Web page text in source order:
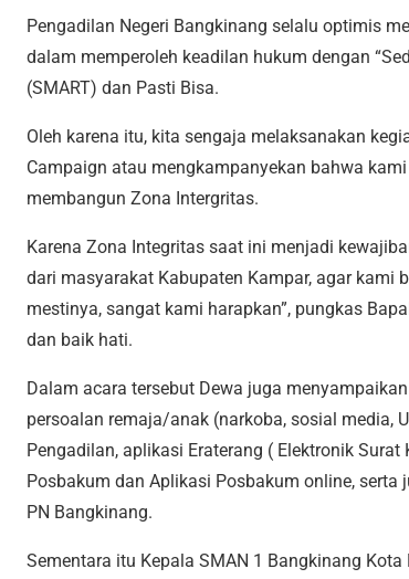
Pengadilan Negeri Bangkinang selalu optimis
dalam memperoleh keadilan hukum dengan
(SMART) dan Pasti Bisa.
Oleh karena itu, kita sengaja melaksanakan
Campaign atau mengkampanyekan bahwa
membangun Zona Intergritas.
Karena Zona Integritas saat ini menjadi
dari masyarakat Kabupaten Kampar, agar kami
mestinya, sangat kami harapkan”, pungkas
dan baik hati.
Dalam acara tersebut Dewa juga
persoalan remaja/anak (narkoba, sosial media,
Pengadilan, aplikasi Eraterang ( Elektronik
Posbakum dan Aplikasi Posbakum online,
PN Bangkinang.
Sementara itu Kepala SMAN 1 Bangkinang